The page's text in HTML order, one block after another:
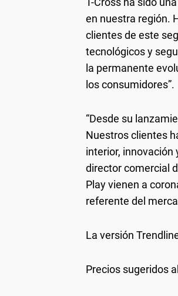
en nuestra región.
clientes de este
tecnológicos y
la permanente
los consumidores”.
“Desde su
Nuestros clientes
interior, innovación
director comercial
Play vienen a
referente del
La versión
Precios sugeridos